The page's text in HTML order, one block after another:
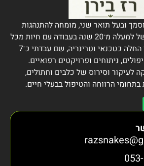
ובעל תואר שני, מומחה להתנהגות
בעלי חיים עם ניסיון של למעלה מ־20 שנה בעבודה עם חיות מכל
הסוגים. הקריירה שלי החלה כטכנאי וטרינריה, שם עבדתי כ־7
ניתוחים ופרויקטים רפואיים.
לעיקור וסירוס של כלבים וחתולים,
הרווחה והטיפול בבעלי חיים.